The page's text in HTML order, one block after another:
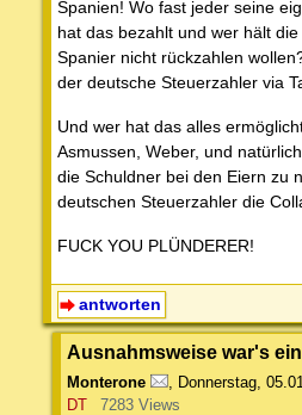
Spanien! Wo fast jeder seine
hat das bezahlt und wer hält
Spanier nicht rückzahlen
der deutsche Steuerzahler via
Und wer hat das alles
Asmussen, Weber, und
die Schuldner bei den Eiern zu
deutschen Steuerzahler die
FUCK YOU PLÜNDERER!
antworten
Ausnahmsweise war's
Monterone Donnerstag,
DT
7283 Views